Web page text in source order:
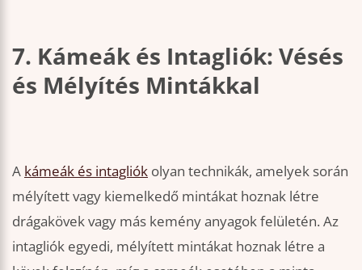
7. Kámeák és Intagliók: Vésés
és Mélyítés Mintákkal
A kámeák és intagliók olyan technikák, amelyek során
mélyített vagy kiemelkedő mintákat hoznak létre
drágakövek vagy más kemény anyagok felületén. Az
intagliók egyedi, mélyített mintákat hoznak létre a